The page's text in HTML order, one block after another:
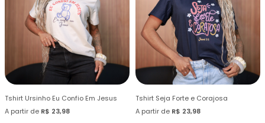
Tshirt Ursinho Eu Confio Em Jesus
A partir de R$ 23,98
Tshirt Seja Forte e Corajosa
A partir de R$ 23,98